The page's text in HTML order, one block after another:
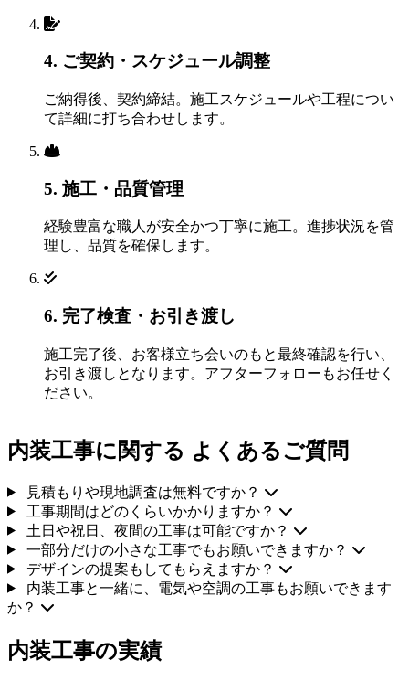
4. ご契約・スケジュール調整
ご納得後、契約締結。施工スケジュールや工程につい
て詳細に打ち合わせします。
5. 施工・品質管理
経験豊富な職人が安全かつ丁寧に施工。進捗状況を管
理し、品質を確保します。
6. 完了検査・お引き渡し
施工完了後、お客様立ち会いのもと最終確認を行い、
お引き渡しとなります。アフターフォローもお任せく
ださい。
内装工事に関する よくあるご質問
見積もりや現地調査は無料ですか？
工事期間はどのくらいかかりますか？
土日や祝日、夜間の工事は可能ですか？
一部分だけの小さな工事でもお願いできますか？
デザインの提案もしてもらえますか？
内装工事と一緒に、電気や空調の工事もお願いできます
か？
内装工事の実績